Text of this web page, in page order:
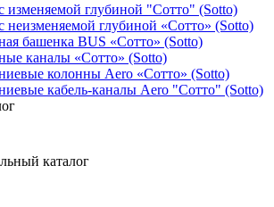
изменяемой глубиной "Сотто" (Sotto)
неизменяемой глубиной «Сотто» (Sotto)
башенка BUS «Сотто» (Sotto)
каналы «Сотто» (Sotto)
колонны Aero «Сотто» (Sotto)
кабель-каналы Aero "Сотто" (Sotto)
каталог